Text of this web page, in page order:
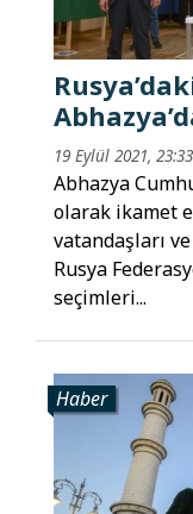
19 Eylül 2021, 23:33
Abhazya
olarak ikamet
vatandaşları
Rusya
seçimleri...
Haber